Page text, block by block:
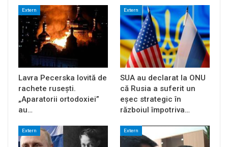
Extern
Lavra Pecerska lovită de
rachete rusești.
„Aparatorii ortodoxiei”
au…
Extern
SUA au declarat la ONU
că Rusia a suferit un
eșec strategic în
războiul împotriva…
Extern Extern